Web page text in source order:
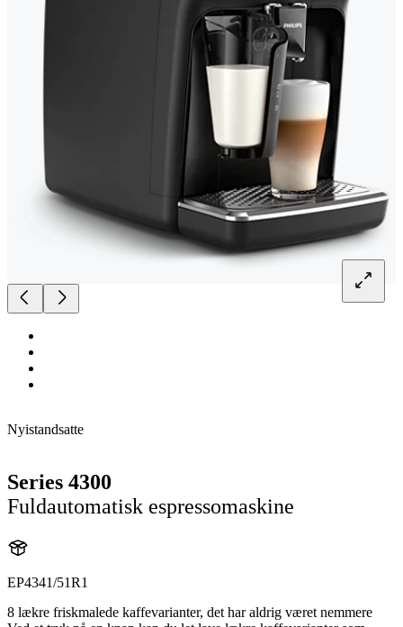
Nyistandsatte
Series 4300
Fuldautomatisk espressomaskine
EP4341/51R1
8 lækre friskmalede kaffevarianter, det har aldrig været nemmere